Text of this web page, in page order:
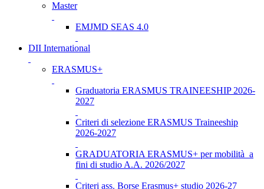
Master
EMJMD SEAS 4.0
DII International
ERASMUS+
Graduatoria ERASMUS TRAINEESHIP 2026-
2027
Criteri di selezione ERASMUS Traineeship
2026-2027
GRADUATORIA ERASMUS+ per mobilità a
fini di studio A.A. 2026/2027
Criteri ass. Borse Erasmus+ studio 2026-27